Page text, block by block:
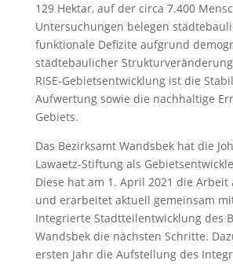
129 Hektar, auf der circa 7.400
Untersuchungen belegen
funktionale Defizite aufgrund
städtebaulicher
RISE-Gebietsentwicklung ist die
Aufwertung sowie die nachhaltige
Gebiets.
Das Bezirksamt Wandsbek hat die
Lawaetz-Stiftung als
Diese hat am 1. April 2021 die Arbeit
und erarbeitet aktuell gemeinsam
Integrierte Stadtteilentwicklung des
Wandsbek die nächsten Schritte.
ersten Jahr die Aufstellung des